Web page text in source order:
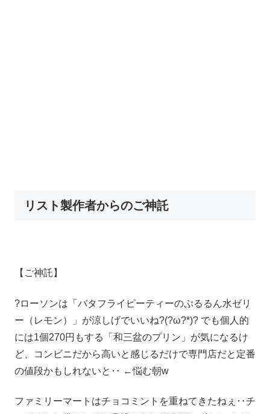
リスト製作者からのご神託
【ご神託】
?ローソンは「バタフライピーティーのぷるるん水ゼリ
ー（レモン）」が涼しげでいいね?(?ω?*)? でも個人的
には1個270円もする「和三盆のプリン」が気になるけ
ど、コンビニだから高いと感じるだけで専門店だと定番
の値段かもしれないと‥ ←悩む朝w
ファミリーマートはチョコミントを重ねてきたねぇ‥チ